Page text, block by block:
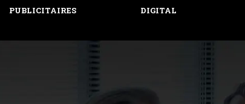
PUBLICITAIRES DIGITAL